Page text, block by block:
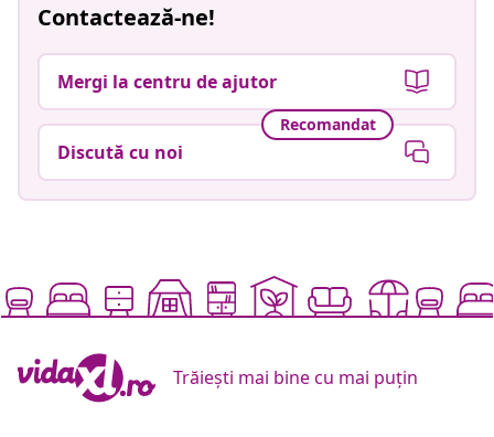
Contactează-ne!
Mergi la centru de ajutor
Recomandat
Discută cu noi
Trăiești mai bine cu mai puțin